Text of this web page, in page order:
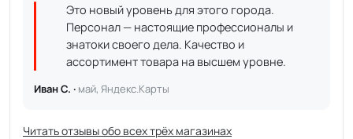
Это новый уровень для этого города.
Персонал — настоящие профессионалы и
знатоки своего дела. Качество и
ассортимент товара на высшем уровне.
Иван С. · май, Яндекс.Карты
Читать отзывы обо всех трёх магазинах